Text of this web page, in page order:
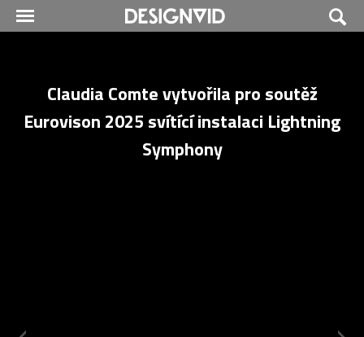
Claudia Comte vytvořila pro soutěž
Eurovison 2025 svítící instalaci Lightning
Symphony